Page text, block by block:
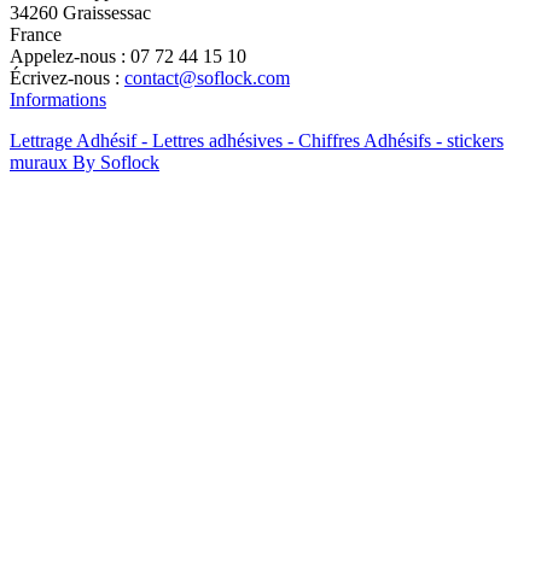
34260 Graissessac
France
Appelez-nous : 07 72 44 15 10
Écrivez-nous : contact@soflock.com
Informations
Lettrage Adhésif - Lettres adhésives - Chiffres Adhésifs - stickers
muraux By Soflock